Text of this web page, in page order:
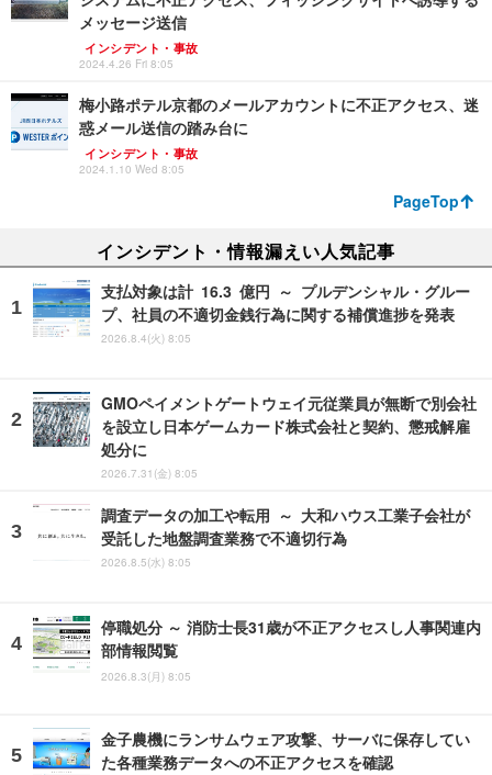
メッセージ送信
インシデント・事故
2024.4.26 Fri 8:05
梅小路ポテル京都のメールアカウントに不正アクセス、迷
惑メール送信の踏み台に
インシデント・事故
2024.1.10 Wed 8:05
PageTop
インシデント・情報漏えい人気記事
支払対象は計 16.3 億円 ～ プルデンシャル・グルー
プ、社員の不適切金銭行為に関する補償進捗を発表
2026.8.4(火) 8:05
GMOペイメントゲートウェイ元従業員が無断で別会社
を設立し日本ゲームカード株式会社と契約、懲戒解雇
処分に
2026.7.31(金) 8:05
調査データの加工や転用 ～ 大和ハウス工業子会社が
受託した地盤調査業務で不適切行為
2026.8.5(水) 8:05
停職処分 ～ 消防士長31歳が不正アクセスし人事関連内
部情報閲覧
2026.8.3(月) 8:05
金子農機にランサムウェア攻撃、サーバに保存してい
た各種業務データへの不正アクセスを確認